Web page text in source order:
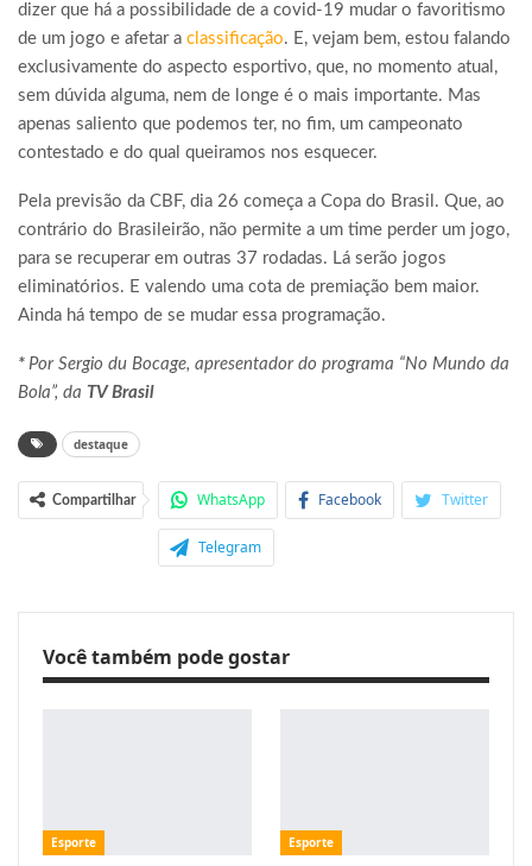
dizer que há a possibilidade de a covid-19 mudar o favoritismo
de um jogo e afetar a classificação. E, vejam bem, estou falando
exclusivamente do aspecto esportivo, que, no momento atual,
sem dúvida alguma, nem de longe é o mais importante. Mas
apenas saliento que podemos ter, no fim, um campeonato
contestado e do qual queiramos nos esquecer.
Pela previsão da CBF, dia 26 começa a Copa do Brasil. Que, ao
contrário do Brasileirão, não permite a um time perder um jogo,
para se recuperar em outras 37 rodadas. Lá serão jogos
eliminatórios. E valendo uma cota de premiação bem maior.
Ainda há tempo de se mudar essa programação.
* Por Sergio du Bocage, apresentador do programa “No Mundo da
Bola”, da TV Brasil
destaque
Compartilhar WhatsApp Facebook Twitter
Telegram
Você também pode gostar
Esporte Esporte